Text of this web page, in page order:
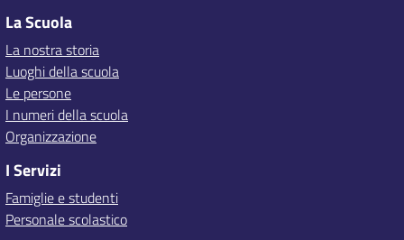
La Scuola
La nostra storia
Luoghi della scuola
Le persone
I numeri della scuola
Organizzazione
I Servizi
Famiglie e studenti
Personale scolastico